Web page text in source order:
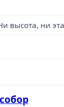
высота, ни